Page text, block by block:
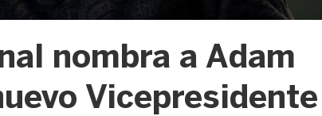
nombra a Adam
Vicepresidente